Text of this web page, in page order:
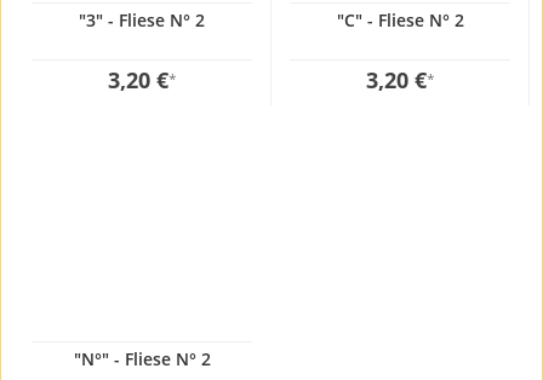
"3" - Fliese N° 2
3,20 €*
"C" - Fliese N° 2
3,20 €*
"N°" - Fliese N° 2